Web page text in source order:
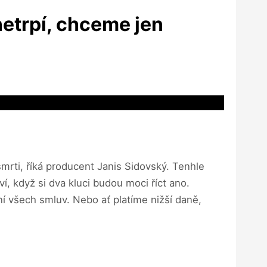
chceme jen
říká producent Janis Sidovský. Tenhle
když si dva kluci budou moci říct ano.
všech smluv. Nebo ať platíme nižší daně,